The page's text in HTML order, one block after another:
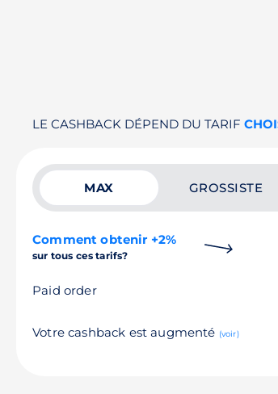
LE CASHBACK DÉPEND DU TARIF
MAX GROSSISTE
Comment obtenir +2%
sur tous ces tarifs?
Paid order
Votre cashback est augmenté (voir)